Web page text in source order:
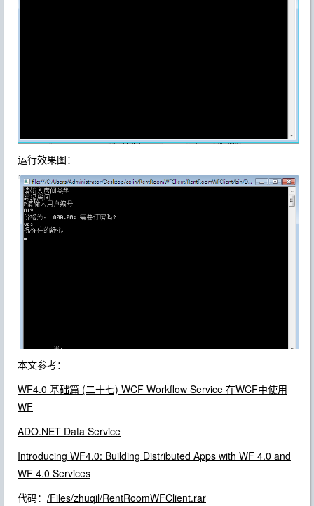
运行效果图：
本文参考：
WF4.0 基础篇 (二十七) WCF Workflow Service 在WCF中使用
WF
ADO.NET Data Service
Introducing WF4.0: Building Distributed Apps with WF 4.0 and
WF 4.0 Services
代码： /Files/zhuqil/RentRoomWFClient.rar